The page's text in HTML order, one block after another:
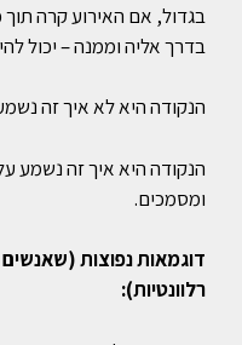
בגדול, אם האירוע קרה
בדרך אליה וממנה – יכול
הנקודה היא לא איך זה
הנקודה היא איך זה נשמע
ומסמכים.
דוגמאות נפוצות
רלוונטיות):